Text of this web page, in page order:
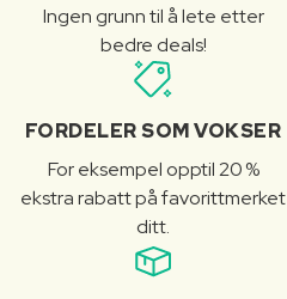
Ingen grunn til å lete etter
bedre deals!
FORDELER SOM VOKSER
For eksempel opptil 20 %
ekstra rabatt på favorittmerket
ditt.